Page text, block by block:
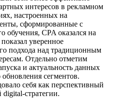
интересов в рекламном
настроенных на
сформированные с
CPA оказался на
уверенное
подхода над традиционным
Отдельно отметим
и актуальность данных
обновления сегментов.
себя как перспективный
стратегии.